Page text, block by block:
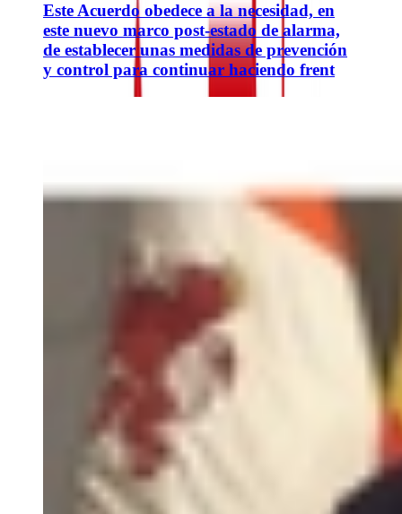
Este Acuerdo obedece a la necesidad, en
este nuevo marco post-estado de alarma,
de establecer unas medidas de prevención
y control para continuar haciendo frent